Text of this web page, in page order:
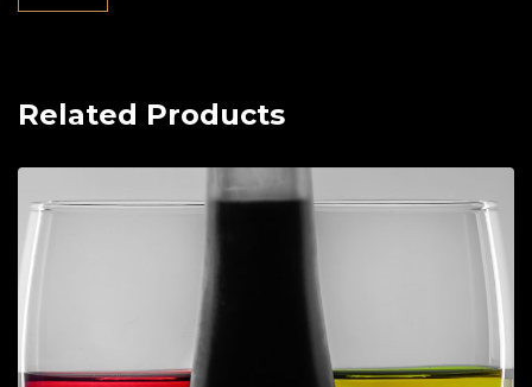
Related Products